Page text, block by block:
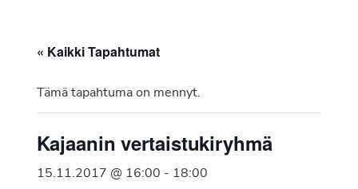
Ry
vuonna
Suomen
« Kaikki Tapahtumat
Tämä tapahtuma on mennyt.
Kajaanin vertaistukiryhmä
15.11.2017 @ 16:00 - 18:00